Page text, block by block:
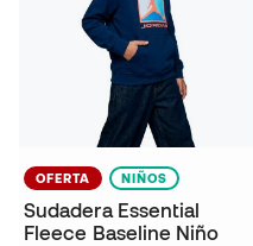
OFERTA NIÑOS
Sudadera Essential
Fleece Baseline Niño